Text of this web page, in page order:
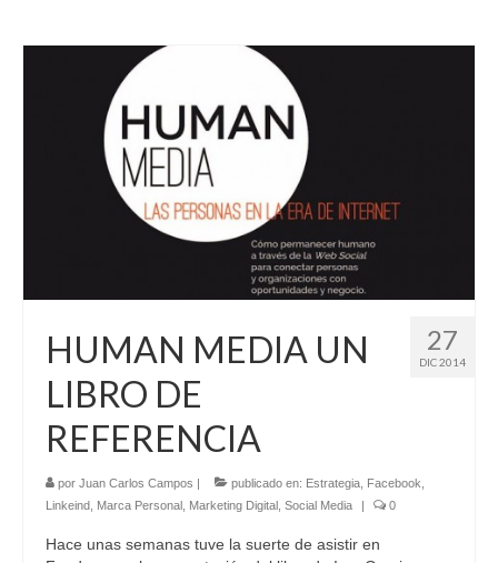
27
DIC 2014
HUMAN MEDIA UN
LIBRO DE
REFERENCIA
por Juan Carlos Campos | publicado en: Estrategia Facebook
Linkeind Marca Personal Marketing Digital Social Media | 0
Hace unas semanas tuve la suerte de asistir en